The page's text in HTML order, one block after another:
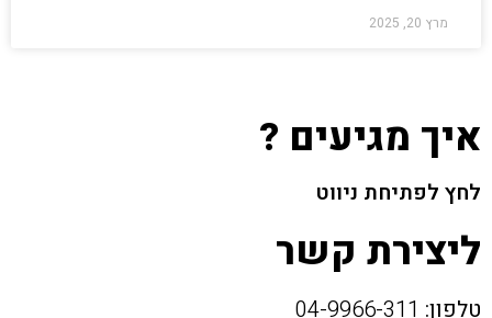
מרץ 20, 2025
איך מגיעים ?
לחץ לפתיחת ניווט
ליצירת קשר
טלפון: